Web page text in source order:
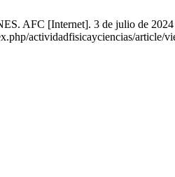
AFC [Internet]. 3 de julio de 2024
actividadfisicayciencias/article/